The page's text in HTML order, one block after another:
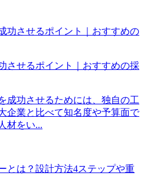
させるポイント｜おすすめの採
成功させるためには、独自の工
企業と比べて知名度や予算面で
材をい...